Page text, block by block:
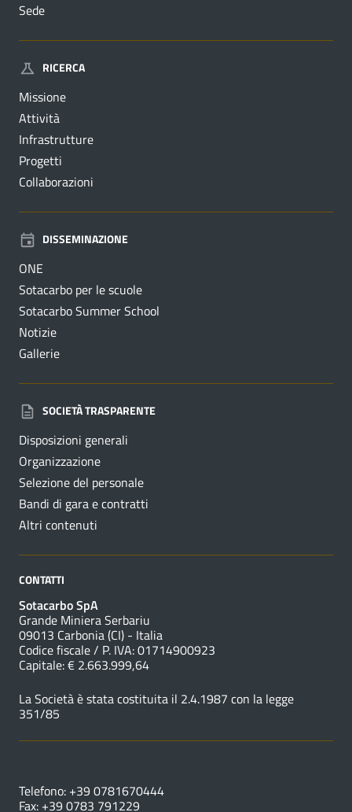
Sede
RICERCA
Missione
Attività
Infrastrutture
Progetti
Collaborazioni
DISSEMINAZIONE
ONE
Sotacarbo per le scuole
Sotacarbo Summer School
Notizie
Gallerie
SOCIETÀ TRASPARENTE
Disposizioni generali
Organizzazione
Selezione del personale
Bandi di gara e contratti
Altri contenuti
CONTATTI
Sotacarbo SpA
Grande Miniera Serbariu
09013 Carbonia (CI) - Italia
Codice fiscale / P. IVA: 01714900923
Capitale: € 2.663.999,64
La Società è stata costituita il 2.4.1987 con la legge
351/85
Telefono: +39 0781670444
Fax: +39 0783 791229